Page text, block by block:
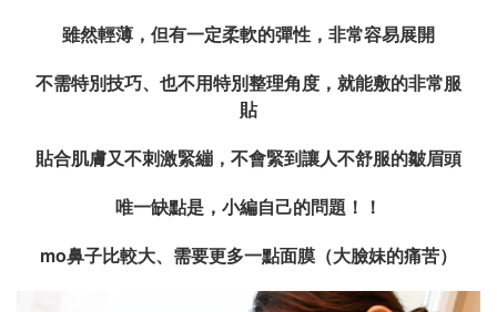
雖然輕薄，但有一定柔軟的彈性，非常容易展開
不需特別技巧、也不用特別整理角度，就能敷的非常服
貼
貼合肌膚又不刺激緊繃，不會緊到讓人不舒服的皺眉頭
唯一缺點是，小編自己的問題！！
mo鼻子比較大、需要更多一點面膜（大臉妹的痛苦）